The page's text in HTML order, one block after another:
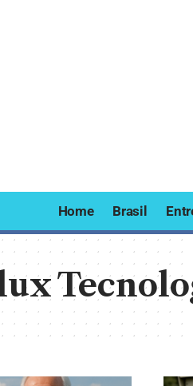
Home Brasil